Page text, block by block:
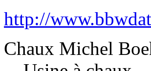
http://
Chaux Michel